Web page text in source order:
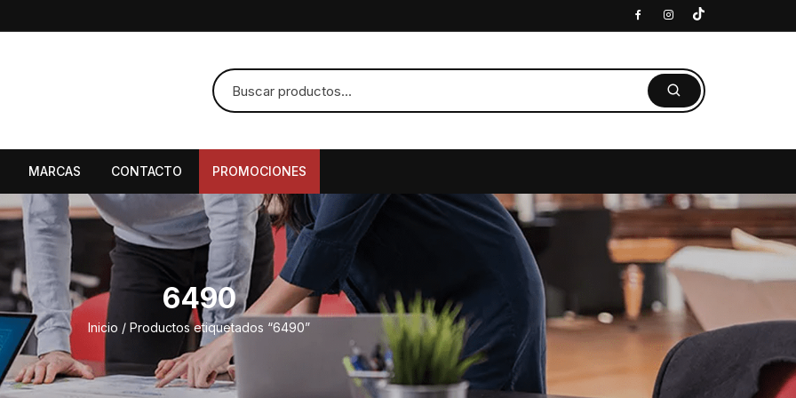
MARCAS CONTACTO PROMOCIONES
6490
Inicio / Productos etiquetados “6490”